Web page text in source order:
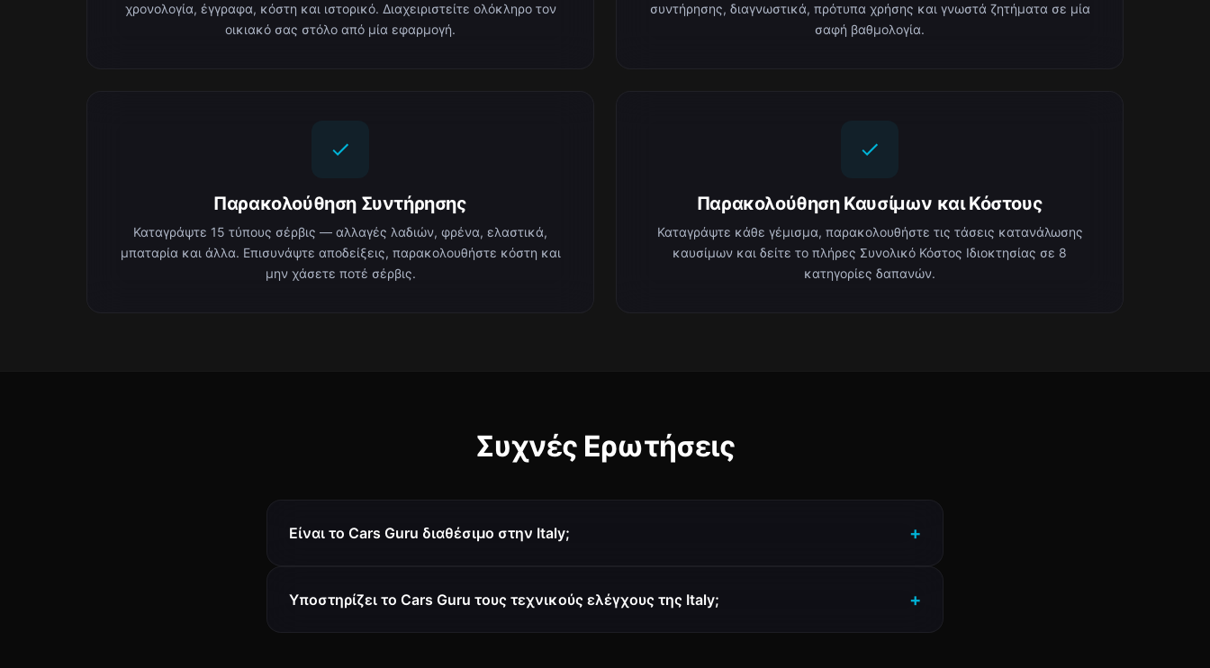
χρονολογία, έγγραφα, κόστη και ιστορικό. Διαχειριστείτε ολόκληρο τον
οικιακό σας στόλο από μία εφαρμογή.
συντήρησης, διαγνωστικά, πρότυπα χρήσης και γνωστά ζητήματα σε μία
σαφή βαθμολογία.
Παρακολούθηση Συντήρησης
Καταγράψτε 15 τύπους σέρβις — αλλαγές λαδιών, φρένα, ελαστικά,
μπαταρία και άλλα. Επισυνάψτε αποδείξεις, παρακολουθήστε κόστη και
μην χάσετε ποτέ σέρβις.
Παρακολούθηση Καυσίμων και Κόστους
Καταγράψτε κάθε γέμισμα, παρακολουθήστε τις τάσεις κατανάλωσης
καυσίμων και δείτε το πλήρες Συνολικό Κόστος Ιδιοκτησίας σε 8
κατηγορίες δαπανών.
Συχνές Ερωτήσεις
Είναι το Cars Guru διαθέσιμο στην Italy;
Υποστηρίζει το Cars Guru τους τεχνικούς ελέγχους της Italy;